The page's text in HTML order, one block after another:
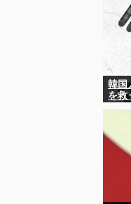
韓国
を救